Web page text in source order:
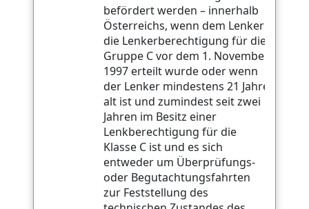
befördert werden – innerhalb
Österreichs, wenn dem Lenker
die Lenkerberechtigung für die
Gruppe C vor dem 1. November
1997 erteilt wurde oder wenn
der Lenker mindestens 21 Jahre
alt ist und zumindest seit zwei
Jahren im Besitz einer
Lenkberechtigung für die
Klasse C ist und es sich
entweder um Überprüfungs-
oder Begutachtungsfahrten
zur Feststellung des